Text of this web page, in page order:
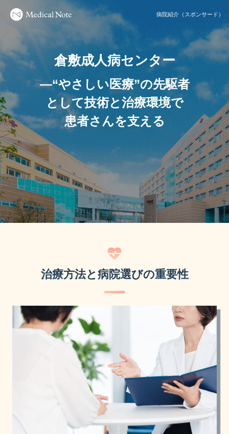
病院紹介（スポンサード）
倉敷成人病センター
―“やさしい医療”の先駆者
として技術と治療環境で
患者さんを支える
治療方法と病院選びの重要性